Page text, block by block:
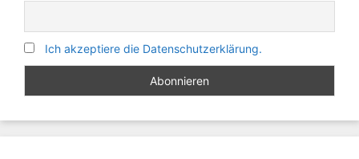
Ich akzeptiere die Datenschutzerklärung.